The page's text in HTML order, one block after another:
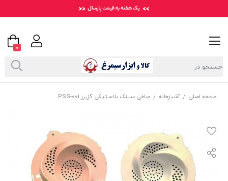
صفحه اصلی / آشپزخانه / صافی سینک پلاستیکی گل رز PSS-001
0